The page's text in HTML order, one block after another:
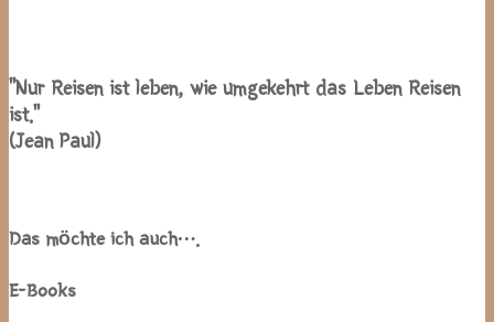
“Nur Reisen ist leben, wie umgekehrt das Leben Reisen
ist.”
(Jean Paul)
Das möchte ich auch….
E-Books